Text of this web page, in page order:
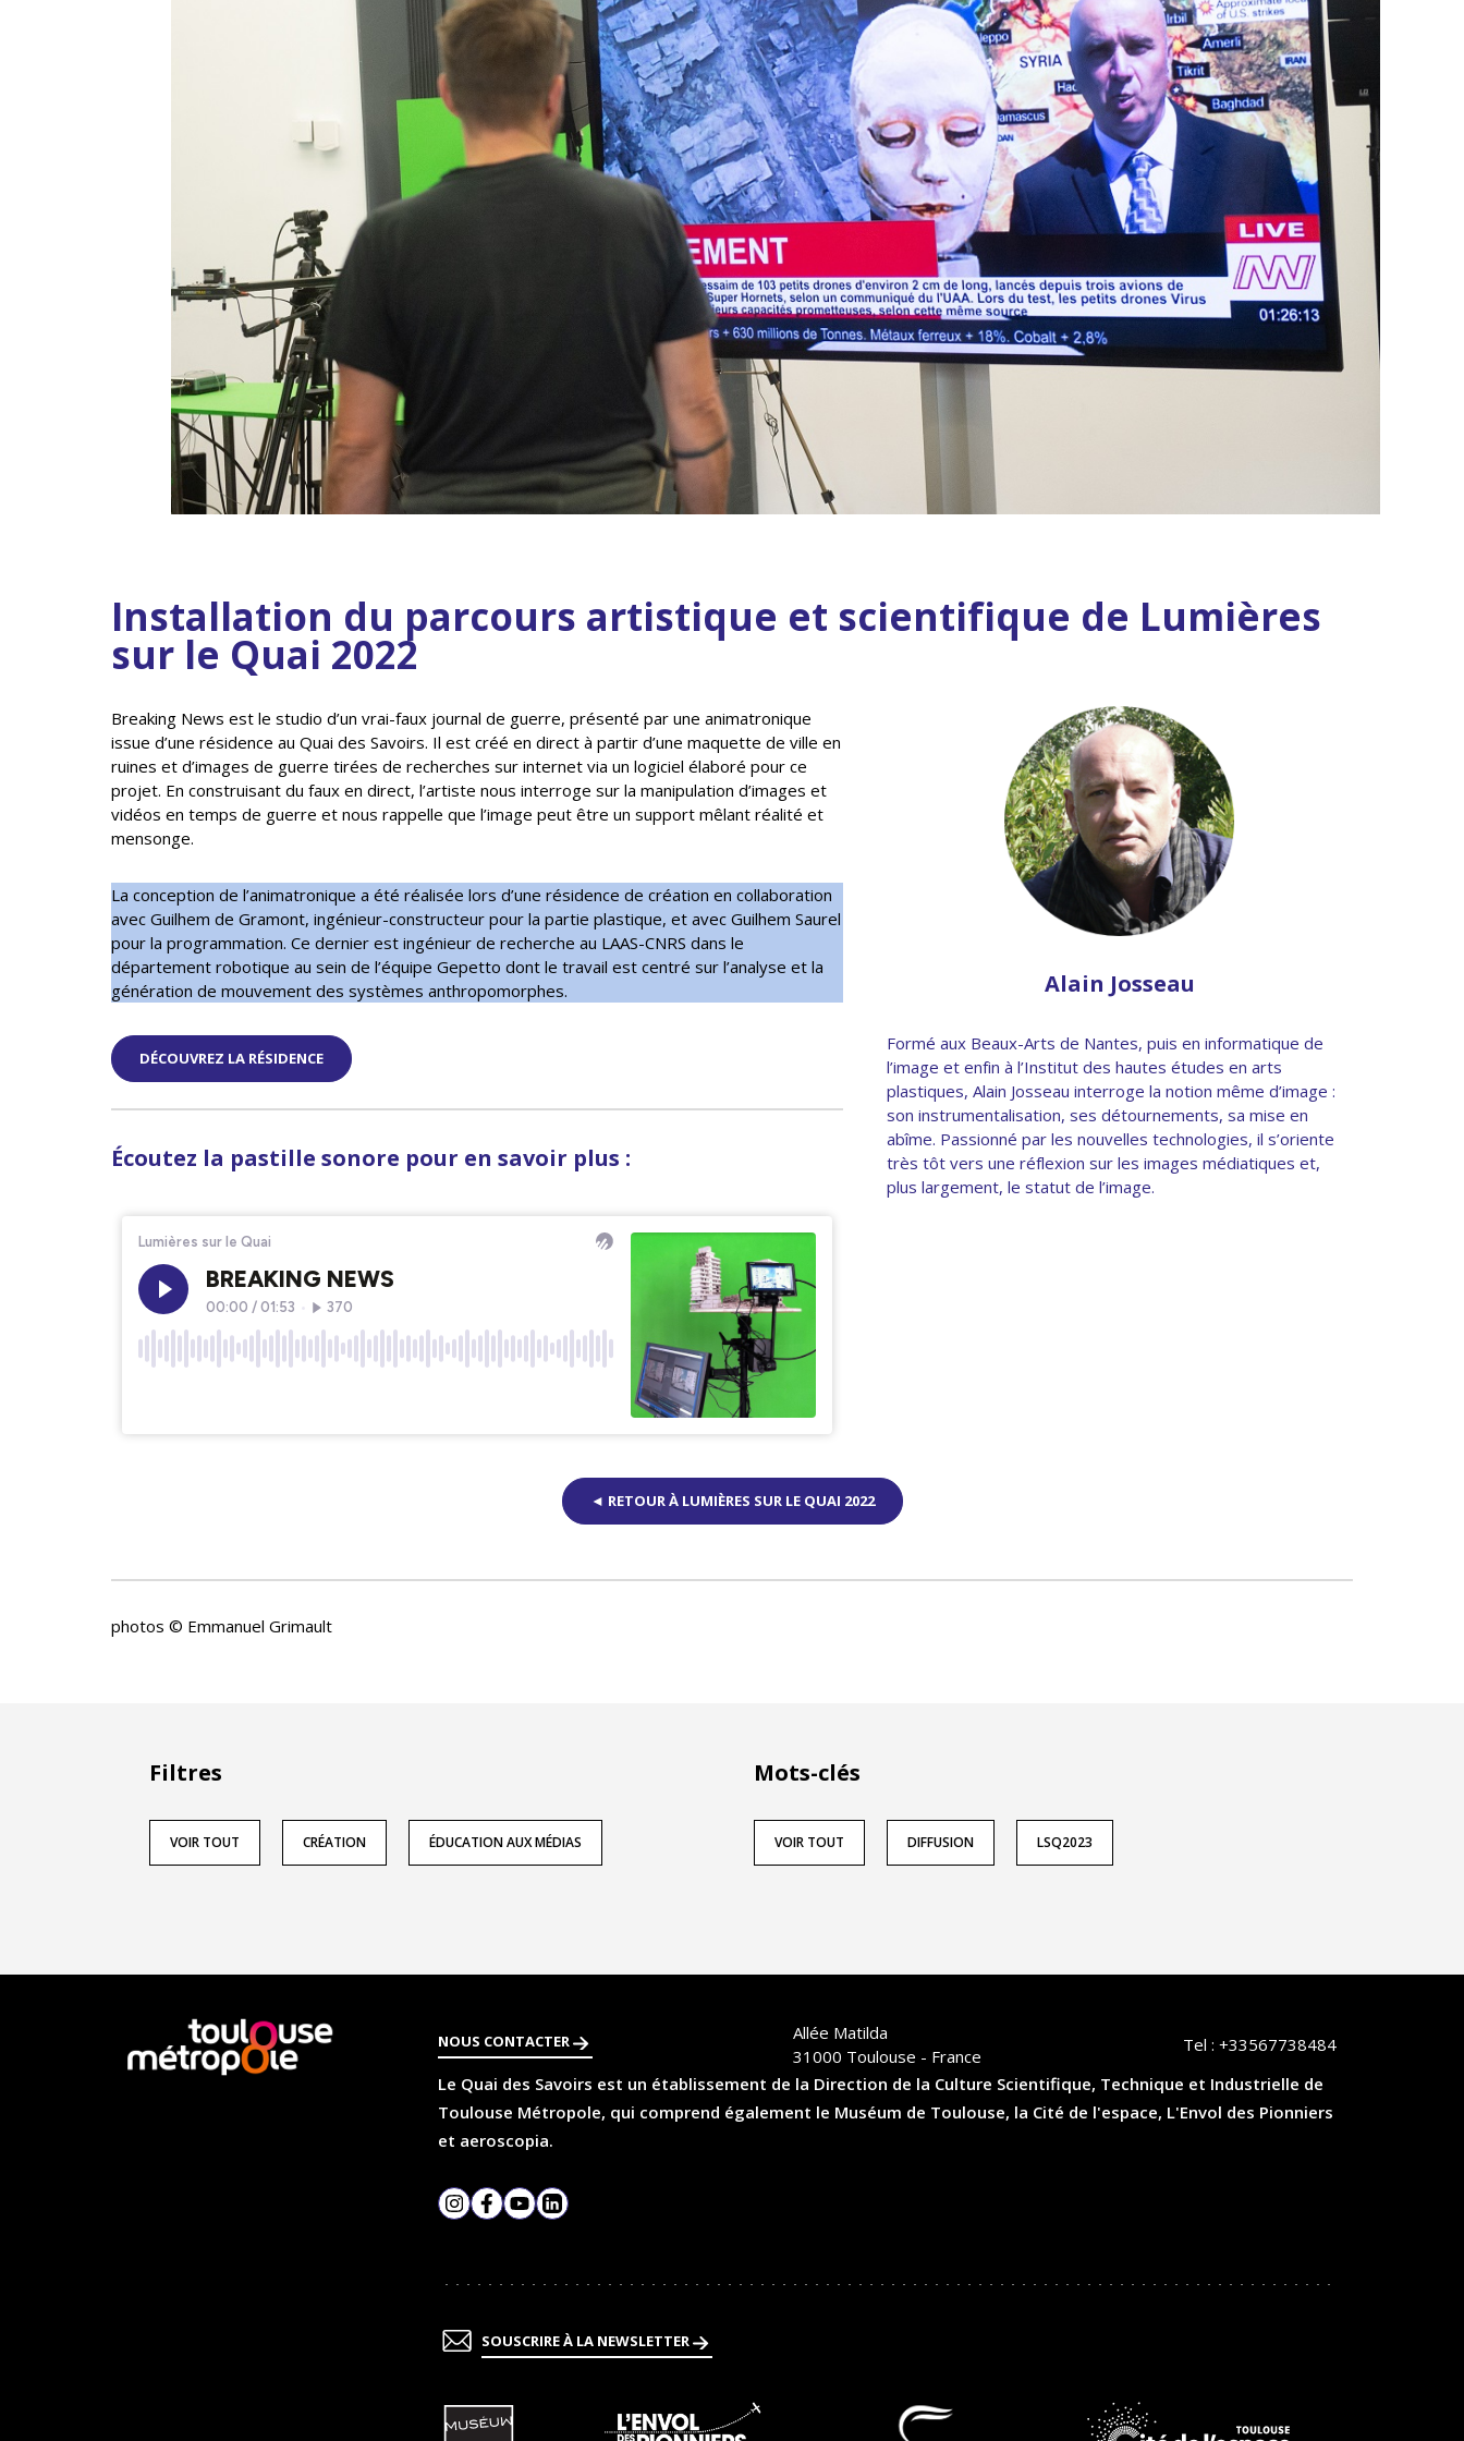
Installation du parcours artistique et scientifique de Lumières
sur le Quai 2022
Breaking News est le studio d’un vrai-faux journal de guerre, présenté par une animatronique
issue d’une résidence au Quai des Savoirs. Il est créé en direct à partir d’une maquette de ville en
ruines et d’images de guerre tirées de recherches sur internet via un logiciel élaboré pour ce
projet. En construisant du faux en direct, l’artiste nous interroge sur la manipulation d’images et
vidéos en temps de guerre et nous rappelle que l’image peut être un support mêlant réalité et
mensonge.
La conception de l’animatronique a été réalisée lors d’une résidence de création en collaboration
avec Guilhem de Gramont, ingénieur-constructeur pour la partie plastique, et avec Guilhem Saurel
pour la programmation. Ce dernier est ingénieur de recherche au LAAS-CNRS dans le
département robotique au sein de l’équipe Gepetto dont le travail est centré sur l’analyse et la
génération de mouvement des systèmes anthropomorphes.
DÉCOUVREZ LA RÉSIDENCE
Écoutez la pastille sonore pour en savoir plus :
Alain Josseau
Formé aux Beaux-Arts de Nantes, puis en informatique de
l’image et enfin à l’Institut des hautes études en arts
plastiques, Alain Josseau interroge la notion même d’image :
son instrumentalisation, ses détournements, sa mise en
abîme. Passionné par les nouvelles technologies, il s’oriente
très tôt vers une réflexion sur les images médiatiques et,
plus largement, le statut de l’image.
◄ RETOUR À LUMIÈRES SUR LE QUAI 2022
photos © Emmanuel Grimault
Filtres
VOIR TOUT CRÉATION ÉDUCATION AUX MÉDIAS
Mots-clés
VOIR TOUT DIFFUSION LSQ2023
En
savoir
plus
NOUS CONTACTER
Allée Matilda
31000 Toulouse - France
Tel : +33567738484
Le Quai des Savoirs est un établissement de la Direction de la Culture Scientifique, Technique et Industrielle de
Toulouse Métropole, qui comprend également le Muséum de Toulouse, la Cité de l'espace, L'Envol des Pionniers
et aeroscopia.
Instagram
Facebook
YouTubeLinkedIn
SOUSCRIRE À LA NEWSLETTER